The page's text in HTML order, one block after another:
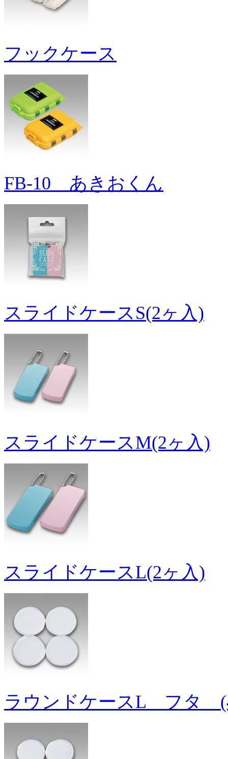
フックケース
FB-10 あきおくん
スライドケースS(2ヶ入)
スライドケースM(2ヶ入)
スライドケースL(2ヶ入)
ラウンドケースL フタ